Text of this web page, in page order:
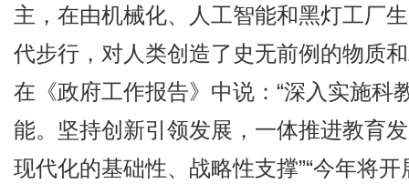
主，在由机械化、人工智能和黑灯工厂
代步行，对人类创造了史无前例的物质
在《政府工作报告》中说：“深入实施
能。坚持创新引领发展，一体推进教育
现代化的基础性、战略性支撑”“今年将开